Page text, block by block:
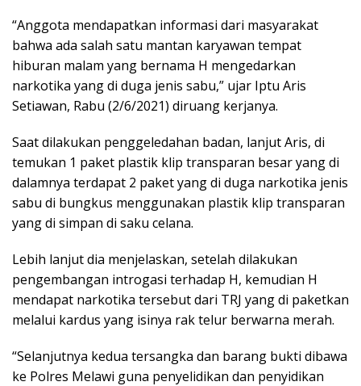
“Anggota mendapatkan informasi dari masyarakat
bahwa ada salah satu mantan karyawan tempat
hiburan malam yang bernama H mengedarkan
narkotika yang di duga jenis sabu,” ujar Iptu Aris
Setiawan, Rabu (2/6/2021) diruang kerjanya.
Saat dilakukan penggeledahan badan, lanjut Aris, di
temukan 1 paket plastik klip transparan besar yang di
dalamnya terdapat 2 paket yang di duga narkotika jenis
sabu di bungkus menggunakan plastik klip transparan
yang di simpan di saku celana.
Lebih lanjut dia menjelaskan, setelah dilakukan
pengembangan introgasi terhadap H, kemudian H
mendapat narkotika tersebut dari TRJ yang di paketkan
melalui kardus yang isinya rak telur berwarna merah.
“Selanjutnya kedua tersangka dan barang bukti dibawa
ke Polres Melawi guna penyelidikan dan penyidikan